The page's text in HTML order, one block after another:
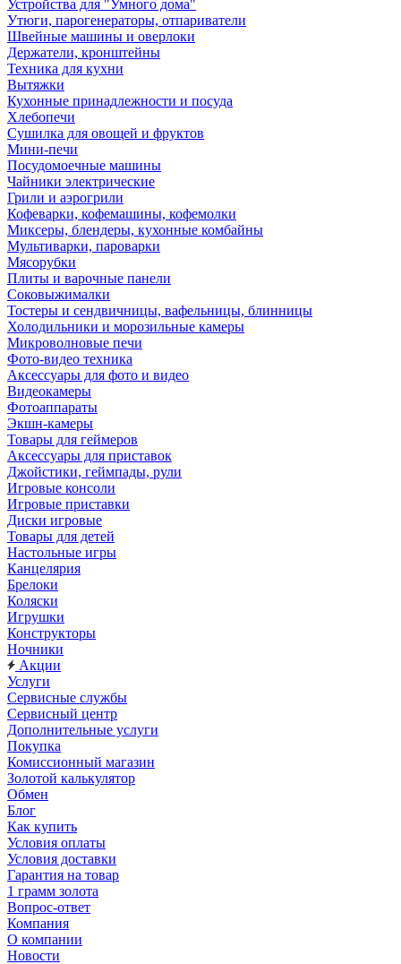
Устройства для "Умного дома"
Утюги, парогенераторы, отпариватели
Швейные машины и оверлоки
Держатели, кронштейны
Техника для кухни
Вытяжки
Кухонные принадлежности и посуда
Хлебопечи
Сушилка для овощей и фруктов
Мини-печи
Посудомоечные машины
Чайники электрические
Грили и аэрогрили
Кофеварки, кофемашины, кофемолки
Миксеры, блендеры, кухонные комбайны
Мультиварки, пароварки
Мясорубки
Плиты и варочные панели
Соковыжималки
Тостеры и сендвичницы, вафельницы, блинницы
Холодильники и морозильные камеры
Микроволновые печи
Фото-видео техника
Аксессуары для фото и видео
Видеокамеры
Фотоаппараты
Экшн-камеры
Товары для геймеров
Аксессуары для приставок
Джойстики, геймпады, рули
Игровые консоли
Игровые приставки
Диски игровые
Товары для детей
Настольные игры
Канцелярия
Брелоки
Коляски
Игрушки
Конструкторы
Ночники
Акции
Услуги
Сервисные службы
Сервисный центр
Дополнительные услуги
Покупка
Комиссионный магазин
Золотой калькулятор
Обмен
Блог
Как купить
Условия оплаты
Условия доставки
Гарантия на товар
1 грамм золота
Вопрос-ответ
Компания
О компании
Новости